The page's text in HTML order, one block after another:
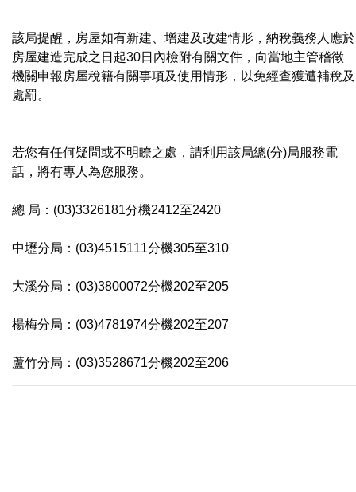
該局提醒，房屋如有新建、增建及改建情形，納稅義務人應於
房屋建造完成之日起30日內檢附有關文件，向當地主管稽徵
機關申報房屋稅籍有關事項及使用情形，以免經查獲遭補稅及
處罰。
若您有任何疑問或不明瞭之處，請利用該局總(分)局服務電
話，將有專人為您服務。
總 局：(03)3326181分機2412至2420
中壢分局：(03)4515111分機305至310
大溪分局：(03)3800072分機202至205
楊梅分局：(03)4781974分機202至207
蘆竹分局：(03)3528671分機202至206